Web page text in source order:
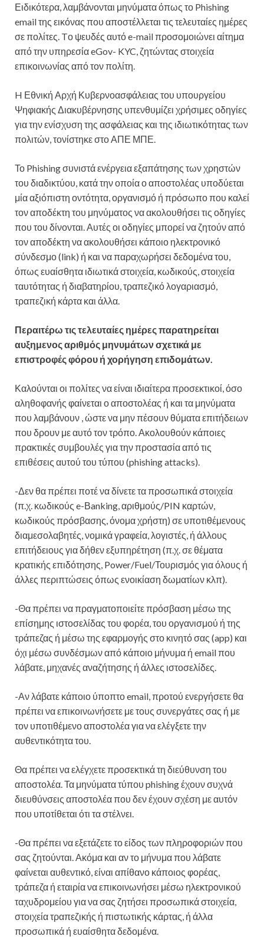
Ειδικότερα, λαμβάνονται μηνύματα όπως το Phishing
email της εικόνας που αποστέλλεται τις τελευταίες ημέρες
σε πολίτες. Tο ψευδές αυτό e-mail προσομοιώνει αίτημα
από την υπηρεσία eGov- KYC, ζητώντας στοιχεία
επικοινωνίας από τον πολίτη.
H Εθνική Αρχή Κυβερνοασφάλειας του υπουργείου
Ψηφιακής Διακυβέρνησης υπενθυμίζει χρήσιμες οδηγίες
για την ενίσχυση της ασφάλειας και της ιδιωτικότητας των
πολιτών, τονίστηκε στο ΑΠΕ ΜΠΕ.
Το Phishing συνιστά ενέργεια εξαπάτησης των χρηστών
του διαδικτύου, κατά την οποία ο αποστολέας υποδύεται
μία αξιόπιστη οντότητα, οργανισμό ή πρόσωπο που καλεί
τον αποδέκτη του μηνύματος να ακολουθήσει τις οδηγίες
που του δίνονται. Αυτές οι οδηγίες μπορεί να ζητούν από
τον αποδέκτη να ακολουθήσει κάποιο ηλεκτρονικό
σύνδεσμο (link) ή και να παραχωρήσει δεδομένα του,
όπως ευαίσθητα ιδιωτικά στοιχεία, κωδικούς, στοιχεία
ταυτότητας ή διαβατηρίου, τραπεζικό λογαριασμό,
τραπεζική κάρτα και άλλα.
Περαιτέρω τις τελευταίες ημέρες παρατηρείται
αυξημενος αριθμός μηνυμάτων σχετικά με
επιστροφές φόρου ή χορήγηση επιδομάτων.
Καλούνται οι πολίτες να είναι ιδιαίτερα προσεκτικοί, όσο
αληθοφανής φαίνεται ο αποστολέας ή και τα μηνύματα
που λαμβάνουν , ώστε να μην πέσουν θύματα επιτήδειων
που δρουν με αυτό τον τρόπο. Ακολουθούν κάποιες
πρακτικές συμβουλές για την προστασία από τις
επιθέσεις αυτού του τύπου (phishing attacks).
-Δεν θα πρέπει ποτέ να δίνετε τα προσωπικά στοιχεία
(π.χ. κωδικούς e-Βanking, αριθμούς/PIN καρτών,
κωδικούς πρόσβασης, όνομα χρήστη) σε υποτιθέμενους
διαμεσολαβητές, νομικά γραφεία, λογιστές, ή άλλους
επιτήδειους για δήθεν εξυπηρέτηση (π.χ. σε θέματα
κρατικής επιδότησης, Power/Fuel/Τουρισμός για όλους ή
άλλες περιπτώσεις όπως ενοικίαση δωματίων κλπ).
-Θα πρέπει να πραγματοποιείτε πρόσβαση μέσω της
επίσημης ιστοσελίδας του φορέα, του οργανισμού ή της
τράπεζας ή μέσω της εφαρμογής στο κινητό σας (app) και
όχι μέσω συνδέσμων από κάποιο μήνυμα ή email που
λάβατε, μηχανές αναζήτησης ή άλλες ιστοσελίδες.
-Αν λάβατε κάποιο ύποπτο email, προτού ενεργήσετε θα
πρέπει να επικοινωνήσετε με τους συνεργάτες σας ή με
τον υποτιθέμενο αποστολέα για να ελέγξετε την
αυθεντικότητα του.
Θα πρέπει να ελέγχετε προσεκτικά τη διεύθυνση του
αποστολέα. Τα μηνύματα τύπου phishing έχουν συχνά
διευθύνσεις αποστολέα που δεν έχουν σχέση με αυτόν
που υποτίθεται ότι τα στέλνει.
-Θα πρέπει να εξετάζετε το είδος των πληροφοριών που
σας ζητούνται. Ακόμα και αν το μήνυμα που λάβατε
φαίνεται αυθεντικό, είναι απίθανο κάποιος φορέας,
τράπεζα ή εταιρία να επικοινωνήσει μέσω ηλεκτρονικού
ταχυδρομείου για να σας ζητήσει προσωπικά στοιχεία,
στοιχεία τραπεζικής ή πιστωτικής κάρτας, ή άλλα
προσωπικά ή ευαίσθητα δεδομένα.